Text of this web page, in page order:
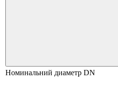
Номинальний диаметр DN